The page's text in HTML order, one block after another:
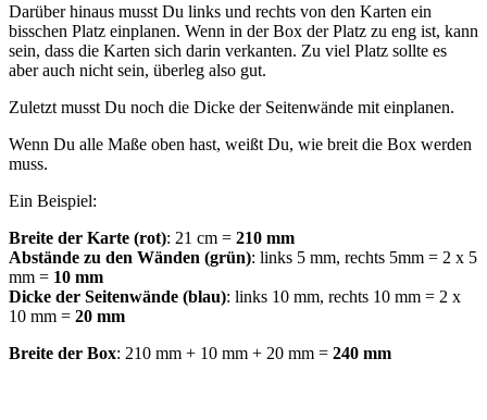
Darüber hinaus musst Du links und rechts von den Karten ein
bisschen Platz einplanen. Wenn in der Box der Platz zu eng ist, kann
sein, dass die Karten sich darin verkanten. Zu viel Platz sollte es
aber auch nicht sein, überleg also gut.
Zuletzt musst Du noch die Dicke der Seitenwände mit einplanen.
Wenn Du alle Maße oben hast, weißt Du, wie breit die Box werden
muss.
Ein Beispiel:
Breite der Karte (rot): 21 cm = 210 mm
Abstände zu den Wänden (grün): links 5 mm, rechts 5mm = 2 x 5
mm = 10 mm
Dicke der Seitenwände (blau): links 10 mm, rechts 10 mm = 2 x
10 mm = 20 mm
Breite der Box: 210 mm + 10 mm + 20 mm = 240 mm